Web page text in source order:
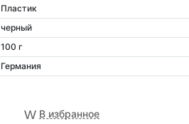
Пластик
черный
100 г
Германия
В избранное